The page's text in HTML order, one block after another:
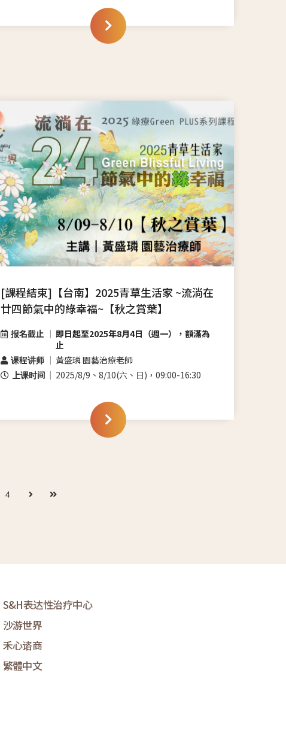
[課程結束]【台南】2025青草生活家 ~流淌在
廿四節氣中的綠幸福~【秋之賞葉】
报名截止
即日起至2025年8月4日（週一），額滿為
止
课程讲师
黃盛璘 園藝治療老師
上课时间
2025/8/9、8/10(六、日)，09:00-16:30
4
S&H表达性治疗中心
沙游世界
禾心谘商
繁體中文